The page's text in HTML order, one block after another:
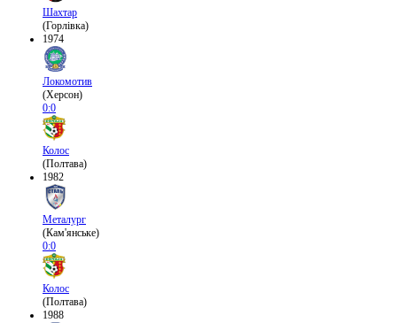
Шахтар
(Горлівка)
1974
Локомотив
(Херсон)
0:0
Колос
(Полтава)
1982
Металург
(Кам'янське)
0:0
Колос
(Полтава)
1988